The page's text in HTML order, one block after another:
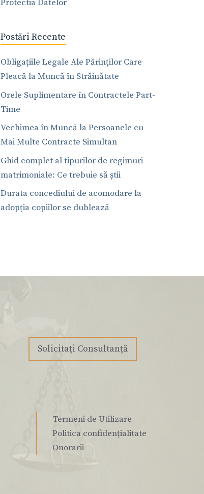
Protectia Datelor
Postări Recente
Obligațiile Legale Ale Părinților Care
Pleacă la Muncă în Străinătate
Orele Suplimentare în Contractele Part-
Time
Vechimea în Muncă la Persoanele cu
Mai Multe Contracte Simultan
Ghid complet al tipurilor de regimuri
matrimoniale: Ce trebuie să știi
Durata concediului de acomodare la
adopția copiilor se dublează
Solicitați Consultanță
Termeni de Utilizare
Politica confidențialitate
Onorarii